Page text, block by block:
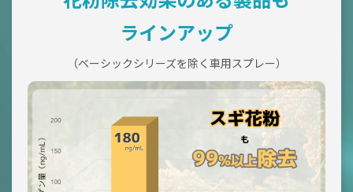
ラインアップ
（ベーシックシリーズを除く車用スプレー）